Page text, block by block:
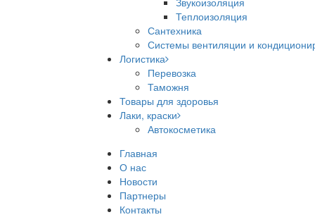
Теплоизоляция
Сантехника
Системы вентиляции и
Логистика
Перевозка
Таможня
Товары для здоровья
Лаки, краски
Автокосметика
Главная
О нас
Новости
Партнеры
Контакты